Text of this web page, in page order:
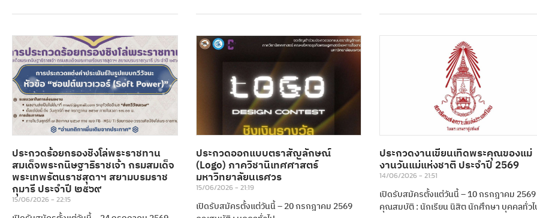
ประกวดร้อยกรองชิงโล่พระราชทาน
สมเด็จพระกนิษฐาธิราชเจ้า กรมสมเด็จ
พระเทพรัตนราชสุดาฯ สยามบรมราช
กุมารี ประจำปี ๒๕๖๙
15/06/2026 22:15
ประกวดออกแบบตราสัญลักษณ์
(Logo) ภาควิชานิเทศศาสตร์
มหาวิทยาลัยนเรศวร
15/06/2026 21:19
เปิดรับสมัครตั้งแต่วันนี้ – 20 กรกฎาคม 2569
ประกวดงานเขียนเทิดพระคุณของแม่
งานวันแม่แห่งชาติ ประจําปี 2569
14/06/2026 21:51
เปิดรับสมัครตั้งแต่วันนี้ – 10 กรกฎาคม 2569
คุณสมบัติ : นักเรียน นิสิต นักศึกษา บุคคลทั่ว